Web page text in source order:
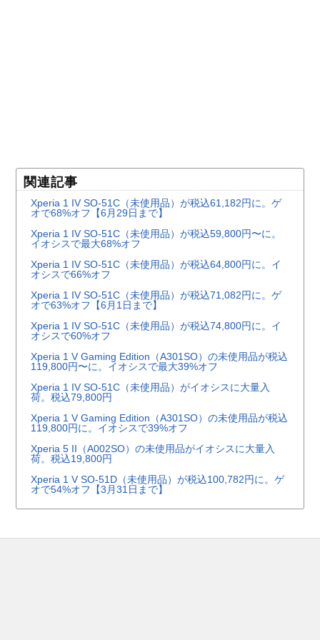
関連記事
Xperia 1 IV SO-51C（未使用品）が税込61,182円に。ゲ
オで68%オフ【6月29日まで】
Xperia 1 IV SO-51C（未使用品）が税込59,800円〜に。
イオシスで最大68%オフ
Xperia 1 IV SO-51C（未使用品）が税込64,800円に。イ
オシスで66%オフ
Xperia 1 IV SO-51C（未使用品）が税込71,082円に。ゲ
オで63%オフ【6月1日まで】
Xperia 1 IV SO-51C（未使用品）が税込74,800円に。イ
オシスで60%オフ
Xperia 1 V Gaming Edition（A301SO）の未使用品が税込
119,800円〜に。イオシスで最大39%オフ
Xperia 1 IV SO-51C（未使用品）がイオシスに大量入
荷。税込79,800円
Xperia 1 V Gaming Edition（A301SO）の未使用品が税込
119,800円に。イオシスで39%オフ
Xperia 5 II（A002SO）の未使用品がイオシスに大量入
荷。税込19,800円
Xperia 1 V SO-51D（未使用品）が税込100,782円に。ゲ
オで54%オフ【3月31日まで】